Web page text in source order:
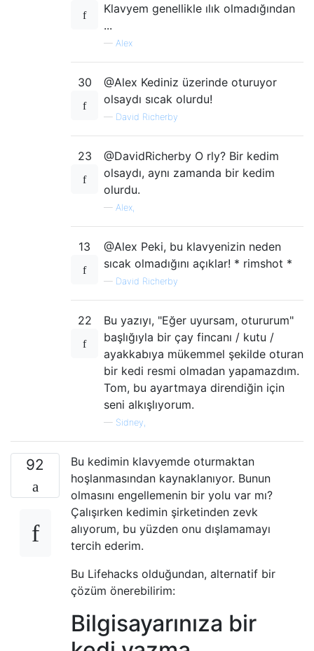
Klavyem genellikle ılık olmadığından
...
— Alex
30
@Alex Kediniz üzerinde oturuyor
olsaydı sıcak olurdu!
— David Richerby
23
@DavidRicherby O rly? Bir kedim
olsaydı, aynı zamanda bir kedim
olurdu.
— Alex,
13
@Alex Peki, bu klavyenizin neden
sıcak olmadığını açıklar! * rimshot *
— David Richerby
22
Bu yazıyı, "Eğer uyursam, otururum"
başlığıyla bir çay fincanı / kutu /
ayakkabıya mükemmel şekilde oturan
bir kedi resmi olmadan yapamazdım.
Tom, bu ayartmaya direndiğin için
seni alkışlıyorum.
— Sidney,
92
Bu kedimin klavyemde oturmaktan
hoşlanmasından kaynaklanıyor. Bunun
olmasını engellemenin bir yolu var mı?
Çalışırken kedimin şirketinden zevk
alıyorum, bu yüzden onu dışlamamayı
tercih ederim.
Bu Lifehacks olduğundan, alternatif bir
çözüm önerebilirim:
Bilgisayarınıza bir